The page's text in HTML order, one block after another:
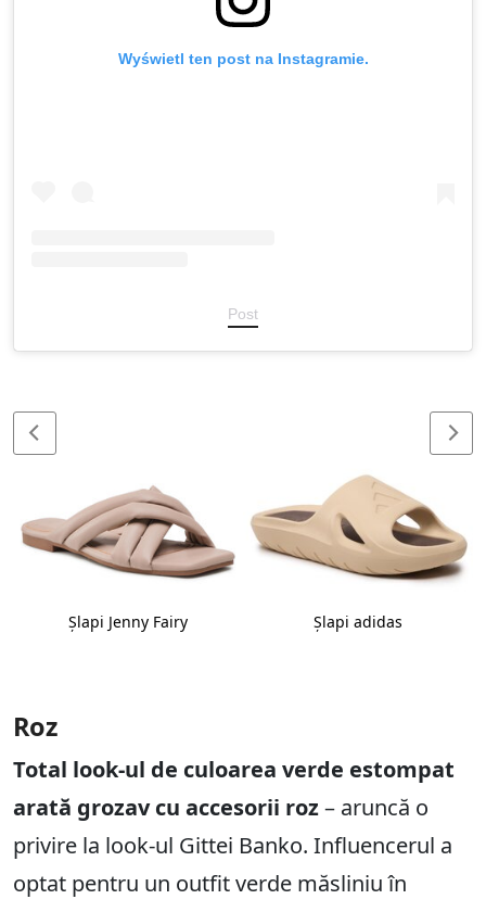
Wyświetl ten post na Instagramie.
Post
Şlapi Jenny Fairy Şlapi adidas
Roz
Total look-ul de culoarea verde estompat
arată grozav cu accesorii roz– aruncă o
privire la look-ul Gittei Banko. Influencerul a
optat pentru un outfit verde măsliniu în